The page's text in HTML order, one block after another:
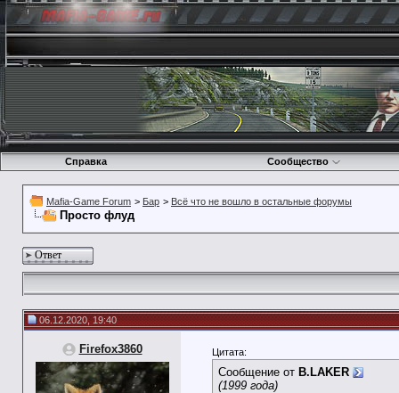
Справка Сообщество
Mafia-Game Forum > Бар > Всё что не вошло в остальные форумы
Просто флуд
Ответ
06.12.2020, 19:40
Firefox3860 Цитата:
Сообщение от B.LAKER
(1999 года)